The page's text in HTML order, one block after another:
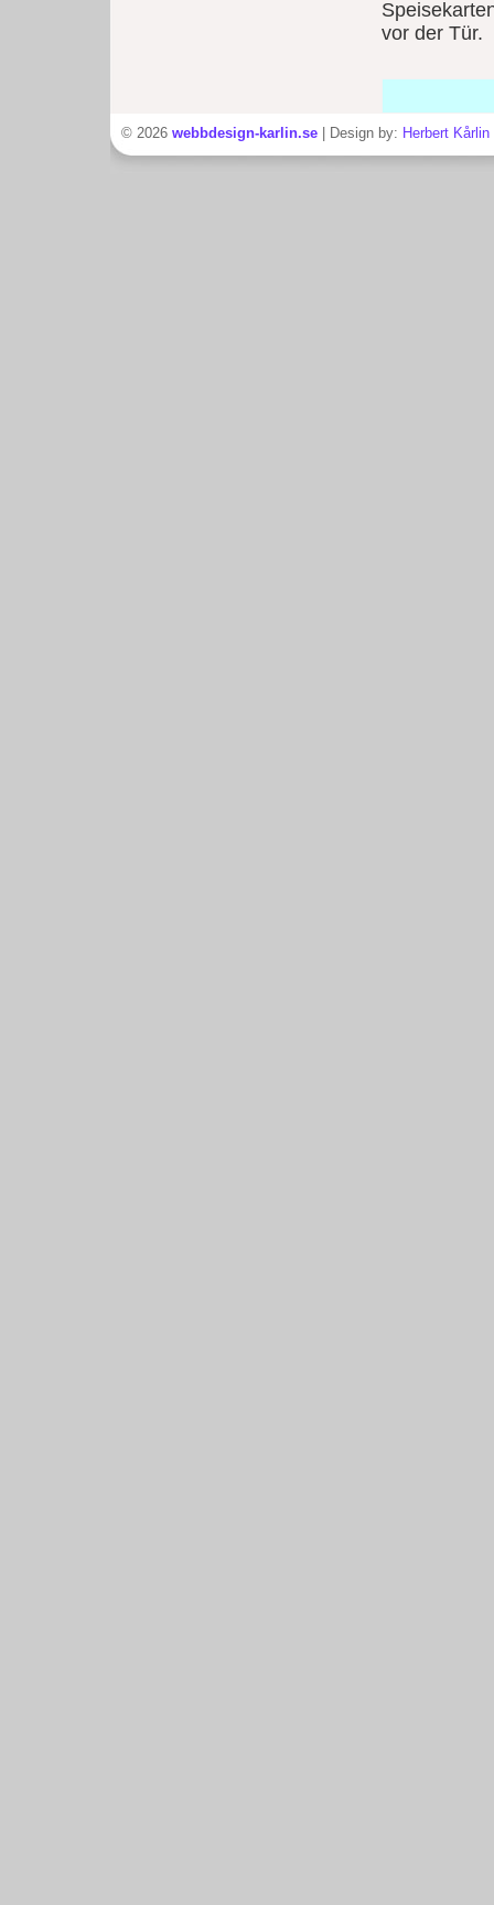
vor der Tür.
© 2026 webbdesign-karlin.se | Design by: Herbert Kårlin